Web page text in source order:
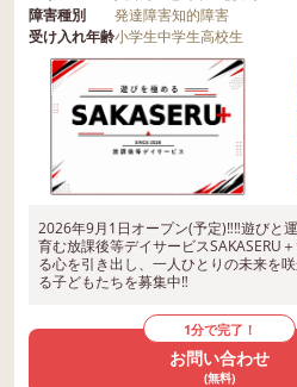
障害種別
発達障害知的障害
受け入れ年齢小学生中学生高校生
2026年9月1日オープン(予定)‼‼遊びと
育む放課後等デイサービスSAKASERU
る心を引き出し、一人ひとりの未来を
る子どもたちを募集中‼
1分で完了！
お問い合わせ
(無料)